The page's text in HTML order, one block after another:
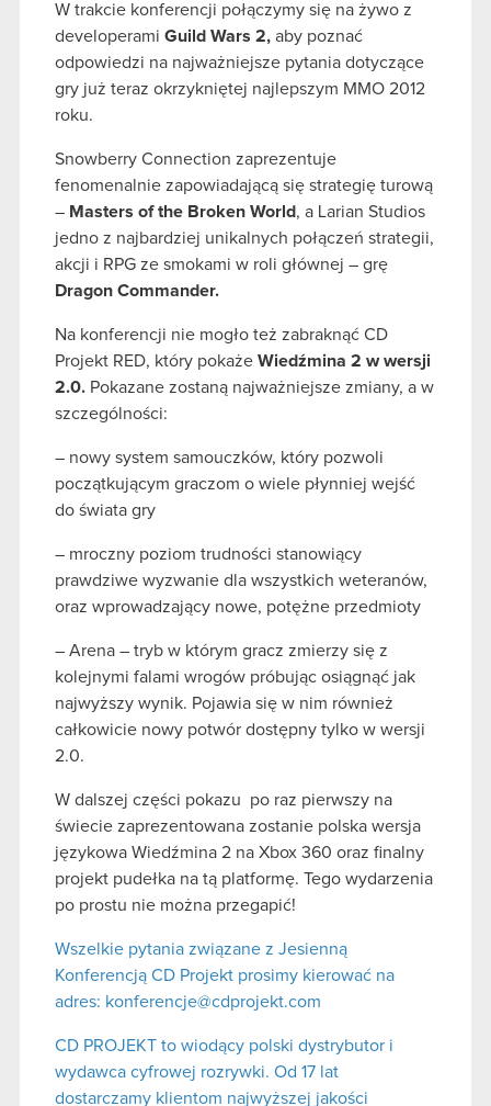
W trakcie konferencji połączymy się na żywo z
developerami Guild Wars 2, aby poznać
odpowiedzi na najważniejsze pytania dotyczące
gry już teraz okrzykniętej najlepszym MMO 2012
roku.
Snowberry Connection zaprezentuje
fenomenalnie zapowiadającą się strategię turową
– Masters of the Broken World, a Larian Studios
jedno z najbardziej unikalnych połączeń strategii,
akcji i RPG ze smokami w roli głównej – grę
Dragon Commander.
Na konferencji nie mogło też zabraknąć CD
Projekt RED, który pokaże Wiedźmina 2 w wersji
2.0. Pokazane zostaną najważniejsze zmiany, a w
szczególności:
– nowy system samouczków, który pozwoli
początkującym graczom o wiele płynniej wejść
do świata gry
– mroczny poziom trudności stanowiący
prawdziwe wyzwanie dla wszystkich weteranów,
oraz wprowadzający nowe, potężne przedmioty
– Arena – tryb w którym gracz zmierzy się z
kolejnymi falami wrogów próbując osiągnąć jak
najwyższy wynik. Pojawia się w nim również
całkowicie nowy potwór dostępny tylko w wersji
2.0.
W dalszej części pokazu po raz pierwszy na
świecie zaprezentowana zostanie polska wersja
językowa Wiedźmina 2 na Xbox 360 oraz finalny
projekt pudełka na tą platformę. Tego wydarzenia
po prostu nie można przegapić!
Wszelkie pytania związane z Jesienną
Konferencją CD Projekt prosimy kierować na
adres: konferencje@cdprojekt.com
CD PROJEKT to wiodący polski dystrybutor i
wydawca cyfrowej rozrywki. Od 17 lat
dostarczamy klientom najwyższej jakości